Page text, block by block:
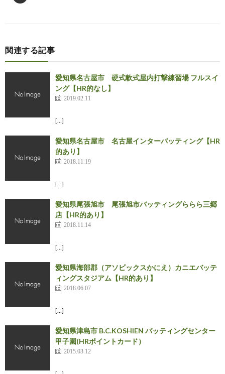
関連する記事
愛知県名古屋市 硬式軟式屋内打撃練習場 フルスイ
ング【HR的なし】
2019.02.11
[…]
愛知県名古屋市 名古屋インターバッティング【HR
的あり】
2018.11.19
[…]
愛知県尾張旭市 尾張旭市バッティングららら三郷
店【HR的あり】
2018.11.14
[…]
愛知県海部郡（アソビックスかにえ）カニエバッテ
ィングスタジアム【HR的あり】
2018.06.07
[…]
愛知県津島市 B.C.KOSHIEN バッティングセンター
甲子園(HRポイントカード）
2015.03.12